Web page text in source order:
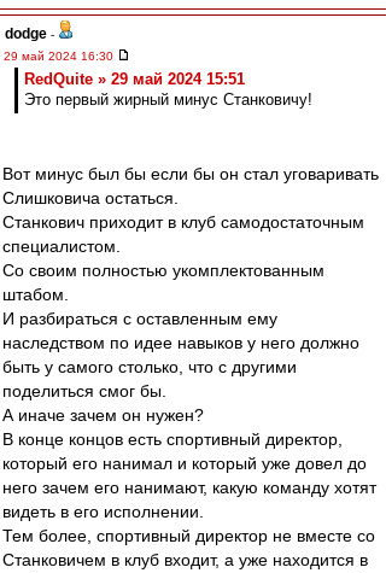
dodge -
29 май 2024 16:30
RedQuite » 29 май 2024 15:51
Это первый жирный минус Станковичу!
Вот минус был бы если бы он стал уговаривать
Слишковича остаться.
Станкович приходит в клуб самодостаточным
специалистом.
Со своим полностью укомплектованным
штабом.
И разбираться с оставленным ему
наследством по идее навыков у него должно
быть у самого столько, что с другими
поделиться смог бы.
А иначе зачем он нужен?
В конце концов есть спортивный директор,
который его нанимал и который уже довел до
него зачем его нанимают, какую команду хотят
видеть в его исполнении.
Тем более, спортивный директор не вместе со
Станковичем в клуб входит, а уже находится в